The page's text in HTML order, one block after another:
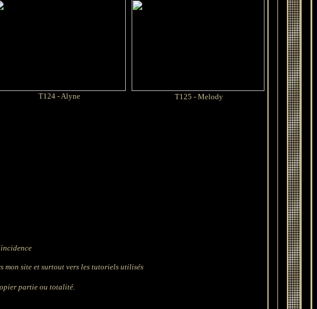
T124 - Alyne T125 - Melody
mon site et surtout vers les tutoriels utilisés
partie ou totalité.